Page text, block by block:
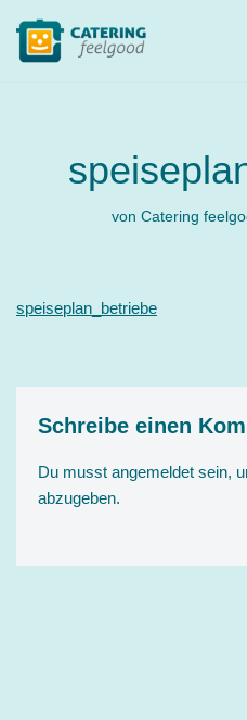
Zum
von Catering
speiseplan_betriebe
Schreibe einen
Du musst angemeldet sein,
abzugeben.